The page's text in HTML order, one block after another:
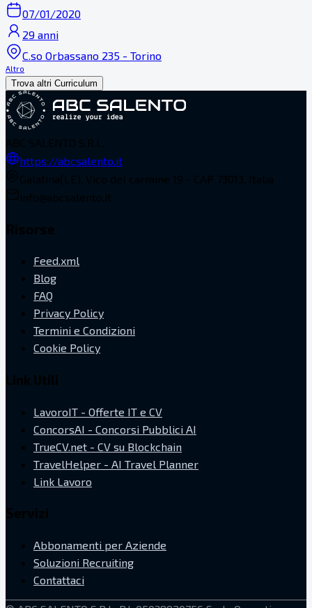
07/01/2020
29 anni
C.so Orbassano 235 - Torino
Altro
Trova altri Curriculum
https://abcsalento.it
Feed.xml
Blog
FAQ
Privacy Policy
Termini e Condizioni
Cookie Policy
LavoroIT - Offerte IT e CV
ConcorsAI - Concorsi Pubblici AI
TrueCV.net - CV su Blockchain
TravelHelper - AI Travel Planner
Link Lavoro
Abbonamenti per Aziende
Soluzioni Recruiting
Contattaci